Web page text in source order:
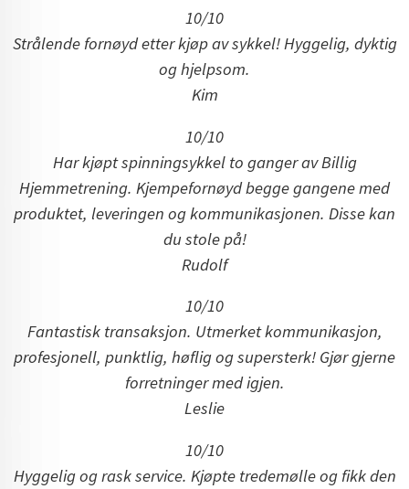
10/10
Strålende fornøyd etter kjøp av sykkel! Hyggelig, dyktig
og hjelpsom.
Kim
10/10
Har kjøpt spinningsykkel to ganger av Billig
Hjemmetrening. Kjempefornøyd begge gangene med
produktet, leveringen og kommunikasjonen. Disse kan
du stole på!
Rudolf
10/10
Fantastisk transaksjon. Utmerket kommunikasjon,
profesjonell, punktlig, høflig og supersterk! Gjør gjerne
forretninger med igjen.
Leslie
10/10
Hyggelig og rask service. Kjøpte tredemølle og fikk den